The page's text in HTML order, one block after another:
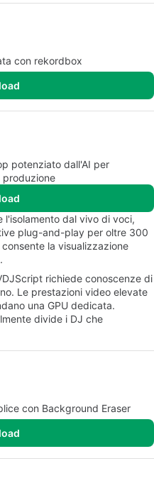
con rekordbox
potenziato dall'AI per
produzione
l'isolamento dal vivo di voci,
plug-and-play per oltre 300
la visualizzazione
richiede conoscenze di
Le prestazioni video elevate
una GPU dedicata.
divide i DJ che
con Background Eraser